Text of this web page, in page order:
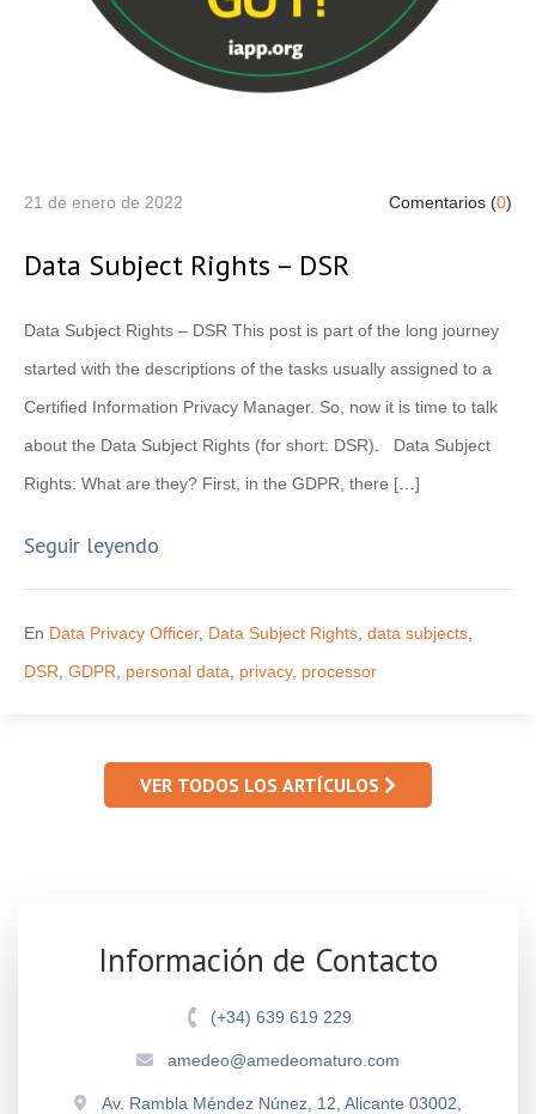
21 de enero de 2022 Comentarios (0)
Data Subject Rights – DSR
Data Subject Rights – DSR This post is part of the long journey
started with the descriptions of the tasks usually assigned to a
Certified Information Privacy Manager. So, now it is time to talk
about the Data Subject Rights (for short: DSR). Data Subject
Rights: What are they? First, in the GDPR, there […]
Seguir leyendo
En Data Privacy Officer, Data Subject Rights data subjects
DSR GDPR personal data privacy, processor
VER TODOS LOS ARTÍCULOS
Información de Contacto
(+34) 639 619 229
amedeo@amedeomaturo.com
Av. Rambla Méndez Núnez, 12, Alicante 03002,